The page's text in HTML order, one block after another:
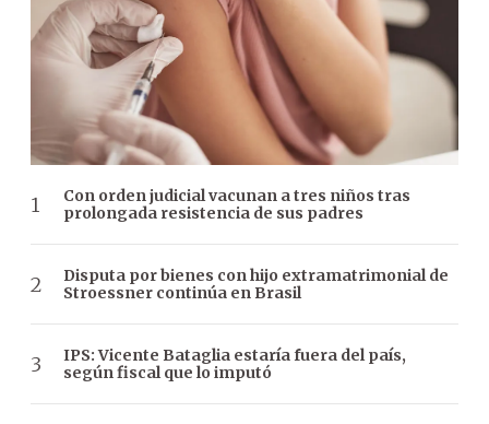
Con orden judicial vacunan a tres niños tras
prolongada resistencia de sus padres
Disputa por bienes con hijo extramatrimonial de
Stroessner continúa en Brasil
IPS: Vicente Bataglia estaría fuera del país,
según fiscal que lo imputó